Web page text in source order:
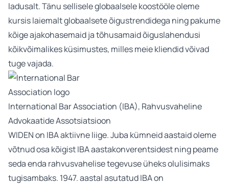
ladusalt. Tänu sellisele globaalsele koostööle oleme
kursis laiemalt globaalsete õigustrendidega ning pakume
kõige ajakohasemaid ja tõhusamaid õiguslahendusi
kõikvõimalikes küsimustes, milles meie kliendid võivad
tuge vajada.
International Bar Association (IBA), Rahvusvaheline
Advokaatide Assotsiatsioon
WIDEN on IBA aktiivne liige. Juba kümneid aastaid oleme
võtnud osa kõigist IBA aastakonverentsidest ning peame
seda enda rahvusvahelise tegevuse üheks olulisimaks
tugisambaks. 1947. aastal asutatud IBA on